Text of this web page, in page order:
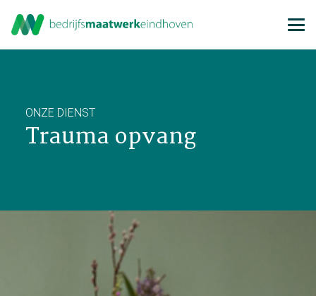
ONZE DIENST
Trauma opvang